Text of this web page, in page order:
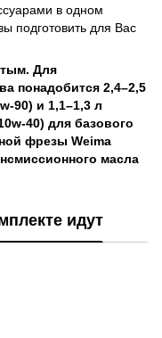
в одном
подготовить для Вас
Для
понадобится 2,4–2,5
90) и 1,1–1,3 л
40) для базового
фрезы Weima
масла
идут